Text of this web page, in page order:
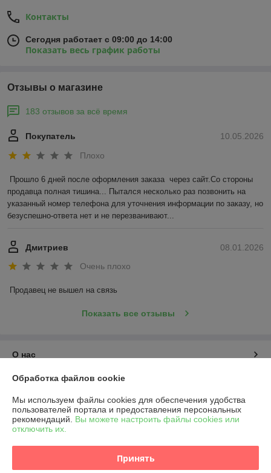
Контакты
Сегодня работает с 09:00 до 14:00
Показать весь график работы
Отзывы о магазине
183 отзывов за всё время
10.05.2026
Покупатель
Плохо
Прошло 6 дней после оформления заказа  через сайт.Со стороны
продавца полная тишина... Пытался несколько раз позвонить на
указанный номер телефона для уточнения информации по заказу, но
безуспешно-ответа нет и не перезванивают...
08.01.2026
Дмитриев
Очень плохо
Продавец не вышел на связь
Показать все отзывы
О нас
Контакты
Доставка и оплата
Полная версия сайта
Обработка файлов cookie
Мы используем файлы cookies для обеспечения удобства
пользователей портала и предоставления персональных
рекомендаций. Вы можете настроить файлы cookies или
отключить их.
Принять